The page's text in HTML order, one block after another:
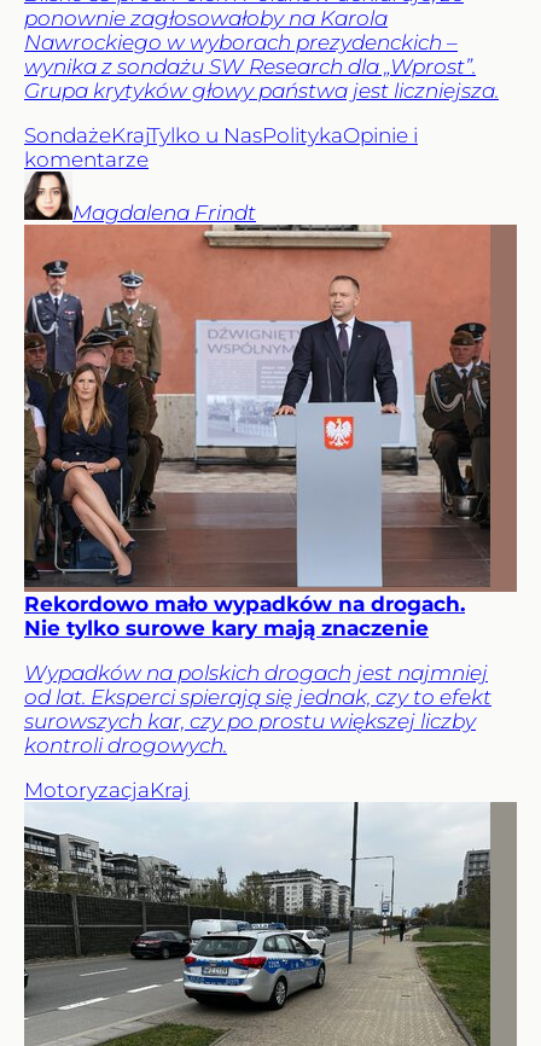
ponownie zagłosowałoby na Karola
Nawrockiego w wyborach prezydenckich –
wynika z sondażu SW Research dla „Wprost”.
Grupa krytyków głowy państwa jest liczniejsza.
SondażeKrajTylko u NasPolitykaOpinie i
komentarze
Magdalena Frindt
Rekordowo mało wypadków na drogach.
Nie tylko surowe kary mają znaczenie
Wypadków na polskich drogach jest najmniej
od lat. Eksperci spierają się jednak, czy to efekt
surowszych kar, czy po prostu większej liczby
kontroli drogowych.
MotoryzacjaKraj